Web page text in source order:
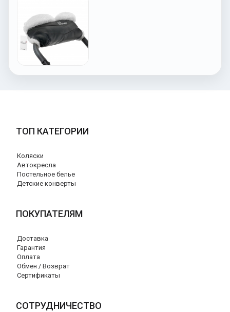
ТОП КАТЕГОРИИ
Коляски
Автокресла
Постельное белье
Детские конверты
ПОКУПАТЕЛЯМ
Доставка
Гарантия
Оплата
Обмен / Возврат
Сертификаты
СОТРУДНИЧЕСТВО